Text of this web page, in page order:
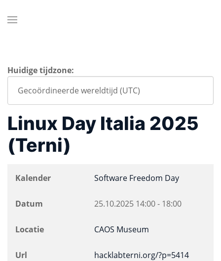
Huidige tijdzone:
Linux Day Italia 2025
(Terni)
Kalender Software Freedom Day
Datum 25.10.2025 14:00- 18:00
Locatie CAOS Museum
Url hacklabterni.org/?p=5414